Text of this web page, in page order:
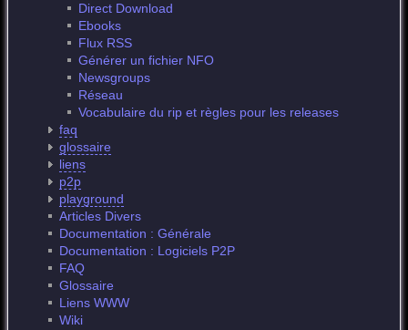
Direct Download
Ebooks
Flux RSS
Générer un fichier NFO
Newsgroups
Réseau
Vocabulaire du rip et règles pour les releases
faq
glossaire
liens
p2p
playground
Articles Divers
Documentation : Générale
Documentation : Logiciels P2P
FAQ
Glossaire
Liens WWW
Wiki